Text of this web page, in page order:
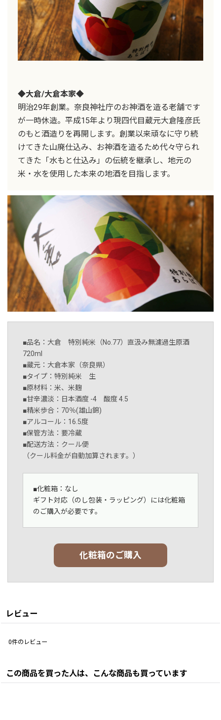
◆大倉/大倉本家◆
明治29年創業。奈良神社庁のお神酒を造る老舗です
が一時休造。平成15年より現四代目蔵元大倉隆彦氏
のもと酒造りを再開します。創業以来頑なに守り続
けてきた山廃仕込み、お神酒を造るため代々守られ
てきた「水もと仕込み」の伝統を継承し、地元の
米・水を使用した本来の地酒を目指します。
■品名：大倉 特別純米（No.77）直汲み無濾過生原酒
720ml
■蔵元：大倉本家（奈良県）
■タイプ：特別純米 生
■原材料：米、米麹
■甘辛濃淡：日本酒度 -4 酸度 4.5
■精米歩合：70％(雄山錦)
■アルコール：16.5度
■保管方法：要冷蔵
■配送方法：クール便
（クール料金が自動加算されます。）
■化粧箱：なし
ギフト対応（のし包装・ラッピング）には化粧箱
のご購入が必要です。
化粧箱のご購入
レビュー
0件のレビュー
この商品を買った人は、こんな商品も買っています